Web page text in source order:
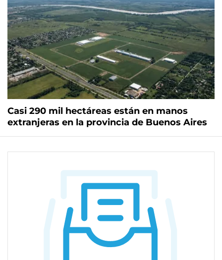
Casi 290 mil hectáreas están en manos
extranjeras en la provincia de Buenos Aires